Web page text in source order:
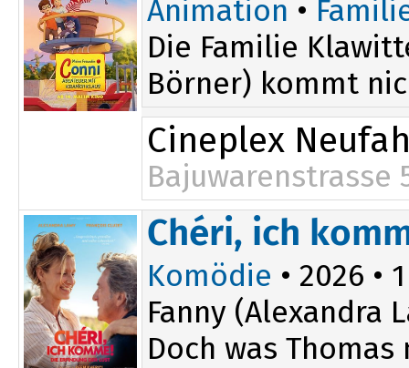
Animation •
Die Familie
Börner) kommt
Cineplex
Bajuwarenstrasse
15:05
Chéri, ich
Komödie • 2026 •
Fanny (Alexandra
Doch was